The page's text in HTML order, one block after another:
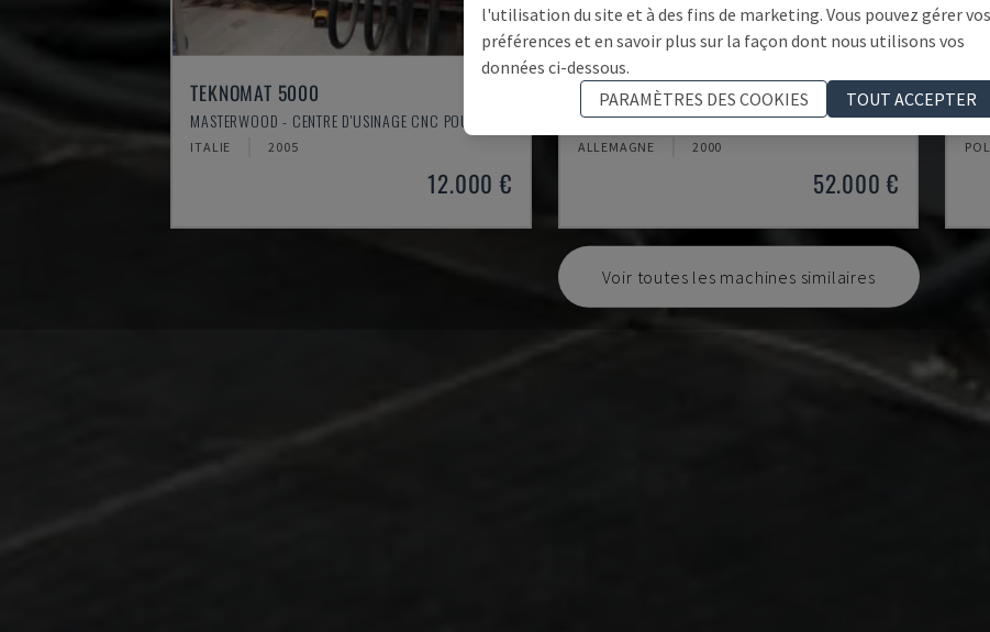
TEKNOMAT 5000
MASTERWOOD - CENTRE D'USINAGE CNC POUR BOIS
ITALIE 2005
12.000 €
K2-A
HUNDEGGER - CENTRE D'USINAGE CNC POUR BOIS
ALLEMAGNE 2000
52.000 €
Voir toutes les machines similaires
l'utilisation du site et à des fins de marketing. Vous pouvez gérer vos
préférences et en savoir plus sur la façon dont nous utilisons vos
données ci-dessous.
PARAMÈTRES DES COOKIES
TOUT ACCEPTER